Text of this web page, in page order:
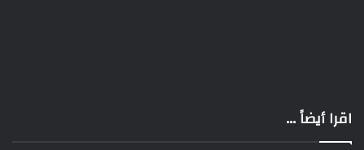
اقرا أيضاً ...